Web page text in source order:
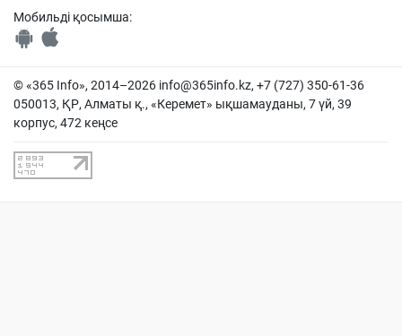
Мобильді қосымша:
© «365 Info», 2014–2026 info@365info.kz, +7 (727) 350-61-36
050013, ҚР, Алматы қ., «Керемет» ықшамауданы, 7 үй, 39
корпус, 472 кеңсе